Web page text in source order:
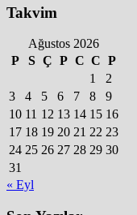
Takvim
Ağustos 2026
P
S Ç P C C P
1
2
3
4 5 6 7 8
9
10 11 12 13 14 15 16
17 18 19 20 21 22 23
24 25 26 27 28 29 30
31
« Eyl